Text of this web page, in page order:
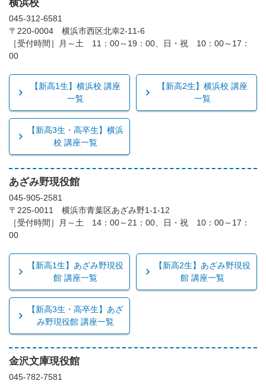
横浜校
045-312-6581
〒220-0004 横浜市西区北幸2-11-6
［受付時間］月～土 11：00～19：00、日・祝 10：00～17：
00
【新高1生】横浜校 講座
一覧
【新高2生】横浜校 講座
一覧
【新高3生・高卒生】横浜
校 講座一覧
あざみ野現役館
045-905-2581
〒225-0011 横浜市青葉区あざみ野1-1-12
［受付時間］月～土 14：00～21：00、日・祝 10：00～17：
00
【新高1生】あざみ野現役
館 講座一覧
【新高2生】あざみ野現役
館 講座一覧
【新高3生・高卒生】あざ
み野現役館 講座一覧
金沢文庫現役館
045-782-7581